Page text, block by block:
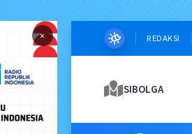
× REDAKSI
SIBOLGA